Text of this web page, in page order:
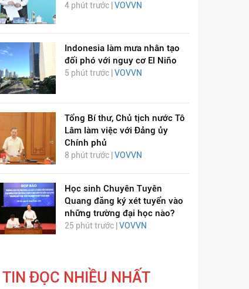
4 phút trước | VOVVN
Indonesia làm mưa nhân tạo
đối phó với nguy cơ El Niño
5 phút trước | VOVVN
Tổng Bí thư, Chủ tịch nước Tô
Lâm làm việc với Đảng ủy
Chính phủ
8 phút trước | VOVVN
Học sinh Chuyên Tuyên
Quang đăng ký xét tuyển vào
những trường đại học nào?
25 phút trước | VOVVN
TIN ĐỌC NHIỀU NHẤT